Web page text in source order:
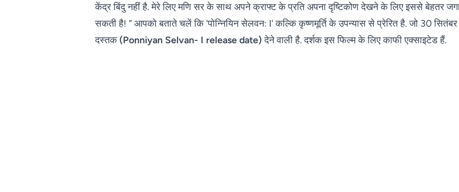
केंद्र बिंदु नहीं है. मेरे लिए मणि सर के साथ अपने क्राफ्ट के प्रति अपना दृष्टिकोण देखने के लिए इससे बेहतर
सकती है! ” आपको बताते चलें कि 'पोन्नियिन सेलवन: I' कल्कि कृष्णमूर्ति के उपन्यास से प्रेरित है. जो 30 सितंबर
दस्तक (Ponniyan Selvan- I release date) देने वाली है. दर्शक इस फिल्म के लिए काफी एक्साइटेड हैं.